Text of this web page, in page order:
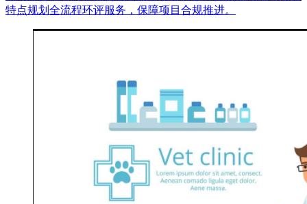
特点规划全流程环评服务，保障项目合规推进。